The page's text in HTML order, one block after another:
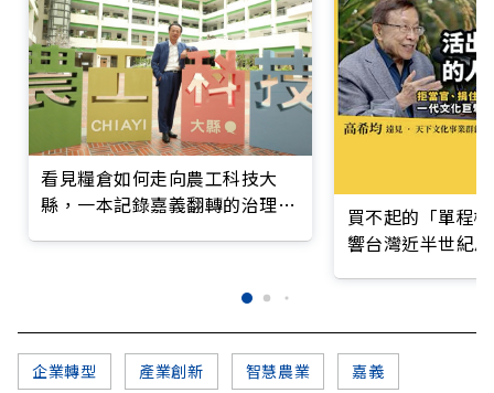
看見糧倉如何走向農工科技大
縣，一本記錄嘉義翻轉的治理實
買不起的「單程
響台灣近半世紀
企業轉型 產業創新 智慧農業 嘉義